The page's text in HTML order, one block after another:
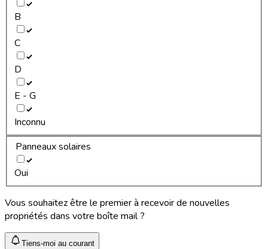
B
C
D
E - G
Inconnu
Panneaux solaires
Oui
Vous souhaitez être le premier à recevoir de nouvelles
propriétés dans votre boîte mail ?
Tiens-moi au courant